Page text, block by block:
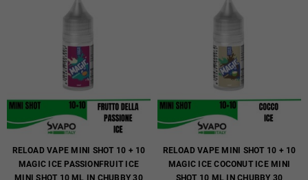
RELOAD VAPE MINI SHOT 10 + 10
MAGIC ICE PASSIONFRUIT ICE
RELOAD VAPE MINI SHOT 10 + 10
MAGIC ICE COCONUT ICE MINI